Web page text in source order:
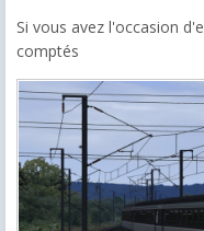
Si vous avez l'occasion
comptés